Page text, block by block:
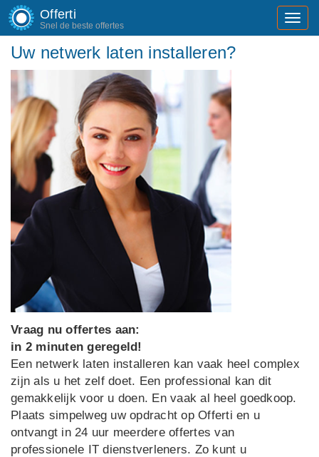
Offerti
Snel de beste offertes
Uw netwerk laten installeren?
Vraag nu offertes aan:
in 2 minuten geregeld!
Een netwerk laten installeren kan vaak heel complex
zijn als u het zelf doet. Een professional kan dit
gemakkelijk voor u doen. En vaak al heel goedkoop.
Plaats simpelweg uw opdracht op Offerti en u
ontvangt in 24 uur meerdere offertes van
professionele IT dienstverleners. Zo kunt u